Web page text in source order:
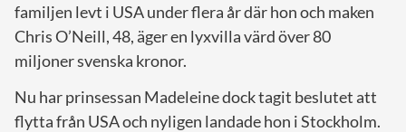
familjen levt i USA under flera år där hon och maken
Chris O’Neill, 48, äger en lyxvilla värd över 80
miljoner svenska kronor.
Nu har prinsessan Madeleine dock tagit beslutet att
flytta från USA och nyligen landade hon i Stockholm.